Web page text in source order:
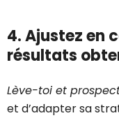
4. Ajustez en
résultats
Lève-toi et
et d’adapter sa